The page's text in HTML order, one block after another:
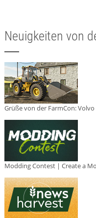
Neuigkeiten von
Grüße von der FarmCon:
Modding Contest | Create a